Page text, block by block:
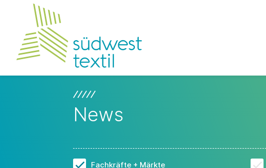
News
Fachkräfte + Märkte